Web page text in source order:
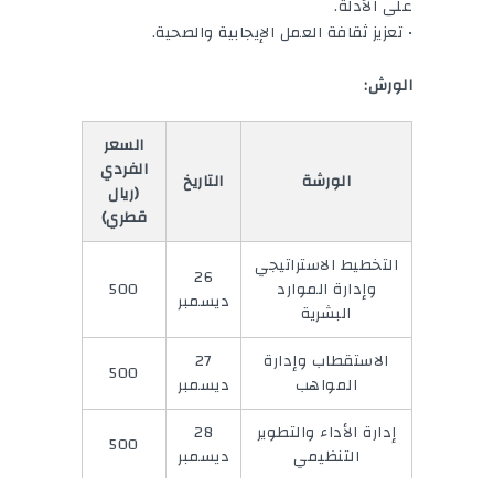
على الأدلة.
• تعزيز ثقافة العمل الإيجابية والصحية.
الورش:
الورشة التاريخ
السعر
الفردي
(ريال
قطري)
التخطيط الاستراتيجي
وإدارة الموارد
البشرية
26
ديسمبر
500
الاستقطاب وإدارة
المواهب
27
ديسمبر
500
إدارة الأداء والتطوير
التنظيمي
28
ديسمبر
500